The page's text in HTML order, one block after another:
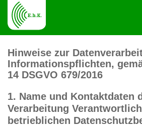
Hinweise zur
Informationspflichten,
14 DSGVO 679/2016
1. Name und Kontaktdaten
Verarbeitung
betrieblichen